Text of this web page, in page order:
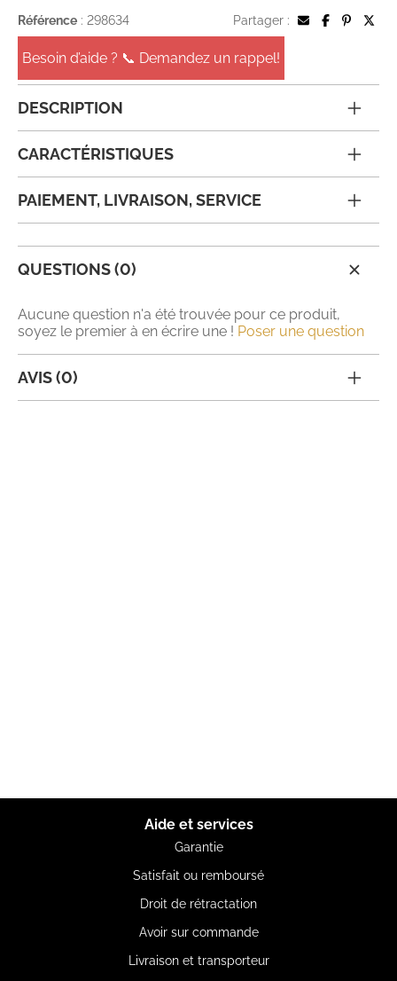
Référence : 298634 Partager :
Besoin d’aide ? 📞 Demandez un rappel!
DESCRIPTION
CARACTÉRISTIQUES
PAIEMENT, LIVRAISON, SERVICE
QUESTIONS (0)
Aucune question n'a été trouvée pour ce produit,
soyez le premier à en écrire une ! Poser une question
AVIS (0)
Aide et services
Garantie
Satisfait ou remboursé
Droit de rétractation
Avoir sur commande
Livraison et transporteur